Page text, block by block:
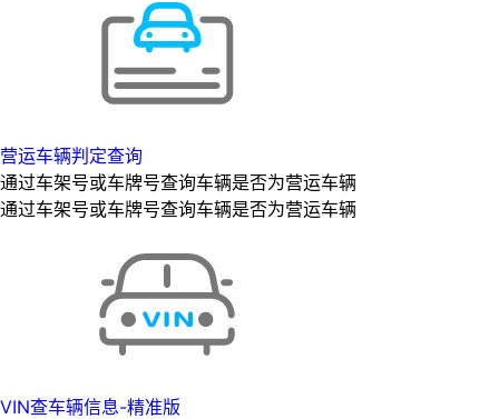
营运车辆判定查询
通过车架号或车牌号查询车辆是否为营运车辆
通过车架号或车牌号查询车辆是否为营运车辆
VIN查车辆信息-精准版